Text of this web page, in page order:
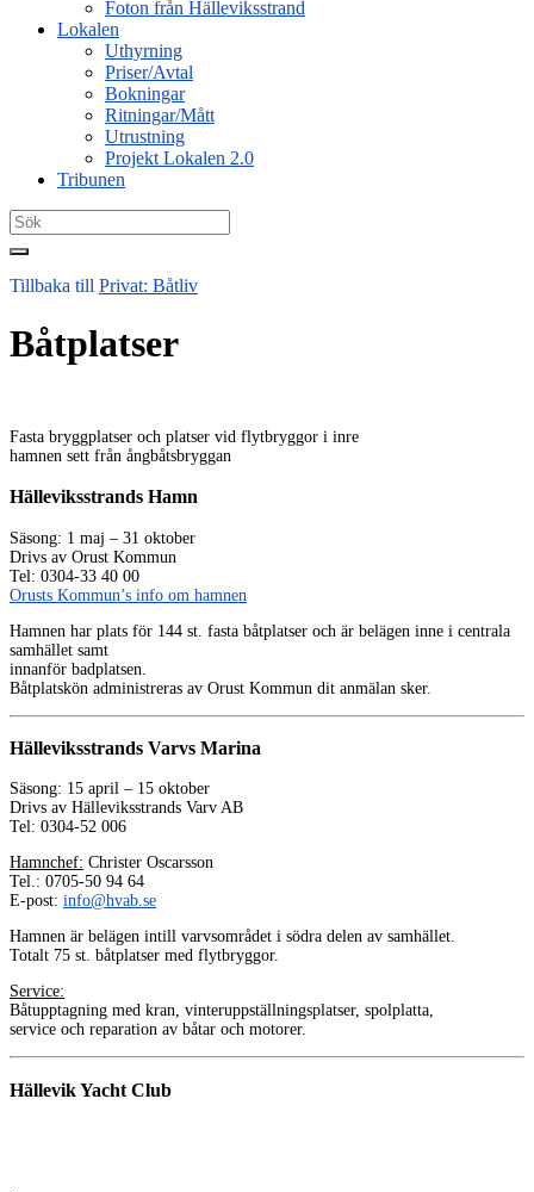
Foton från Hälleviksstrand
Lokalen
Uthyrning
Priser/Avtal
Bokningar
Ritningar/Mått
Utrustning
Projekt Lokalen 2.0
Tribunen
Search
for:
Tillbaka till Privat: Båtliv
Båtplatser
Fasta bryggplatser och platser vid flytbryggor i inre
hamnen sett från ångbåtsbryggan
Hälleviksstrands Hamn
Säsong: 1 maj – 31 oktober
Drivs av Orust Kommun
Tel: 0304-33 40 00
Orusts Kommun’s info om hamnen
Hamnen har plats för 144 st. fasta båtplatser och är belägen inne i centrala
samhället samt
innanför badplatsen.
Båtplatskön administreras av Orust Kommun dit anmälan sker.
Hälleviksstrands Varvs Marina
Säsong: 15 april – 15 oktober
Drivs av Hälleviksstrands Varv AB
Tel: 0304-52 006
Hamnchef: Christer Oscarsson
Tel.: 0705-50 94 64
E-post: info@hvab.se
Hamnen är belägen intill varvsområdet i södra delen av samhället.
Totalt 75 st. båtplatser med flytbryggor.
Service:
Båtupptagning med kran, vinteruppställningsplatser, spolplatta,
service och reparation av båtar och motorer.
Hällevik Yacht Club